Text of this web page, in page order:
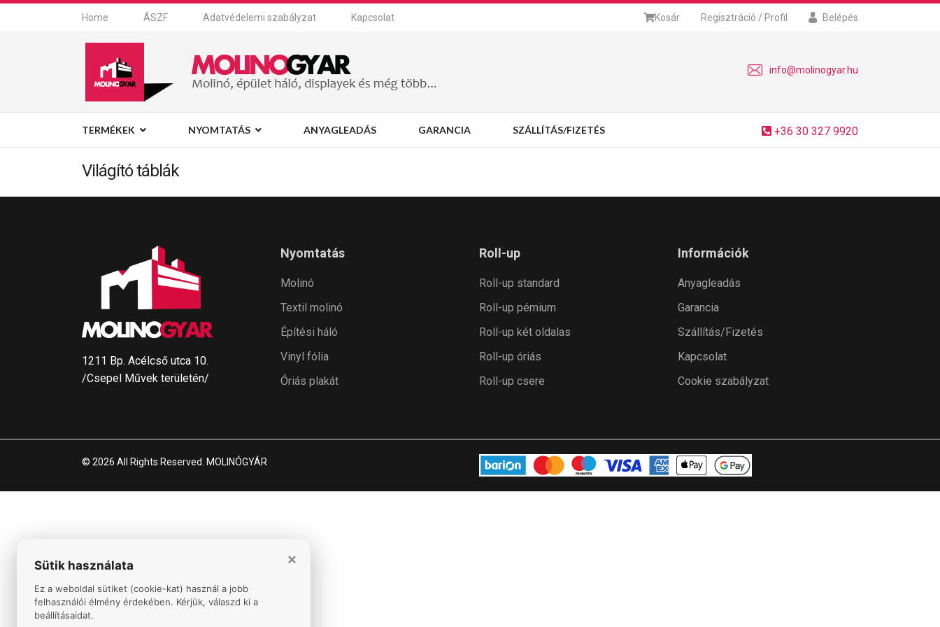
Home ÁSZF Adatvédelemi szabályzat Kapcsolat Kosár Regisztráció / Profil Belépés
info@molinogyar.hu
+36 30 327 9920
TERMÉKEK NYOMTATÁS ANYAGLEADÁS GARANCIA SZÁLLÍTÁS/FIZETÉS
Világító táblák
1211 Bp. Acélcső utca 10.
/Csepel Művek területén/
Nyomtatás
Molinó
Textil molinó
Építési háló
Vinyl fólia
Óriás plakát
Roll-up
Roll-up standard
Roll-up pémium
Roll-up két oldalas
Roll-up óriás
Roll-up csere
Információk
Anyagleadás
Garancia
Szállítás/Fizetés
Kapcsolat
Cookie szabályzat
© 2026 All Rights Reserved. MOLINÓGYÁR
×
Sütik használata
Ez a weboldal sütiket (cookie-kat) használ a jobb
felhasználói élmény érdekében. Kérjük, válaszd ki a
beállításaidat.